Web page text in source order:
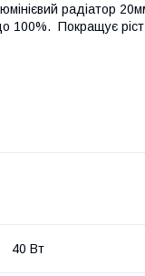
радіатор
100%. Покращує ріст
40 Вт